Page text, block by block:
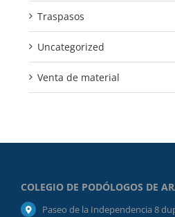
Traspasos
Uncategorized
Venta de material
COLEGIO DE PODÓLOGOS DE
Paseo de la Independencia 8